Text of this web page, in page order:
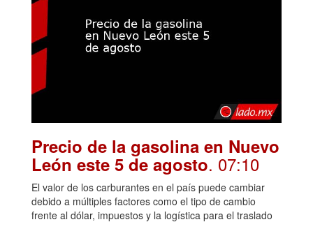
Precio de la gasolina en Nuevo
León este 5 de agosto. 07:10
El valor de los carburantes en el país puede cambiar
debido a múltiples factores como el tipo de cambio
frente al dólar, impuestos y la logística para el traslado